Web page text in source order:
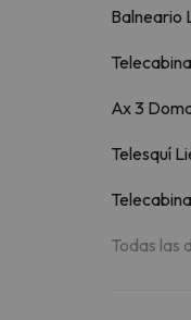
Balneario
Ax 3
Telesquí
Todas las